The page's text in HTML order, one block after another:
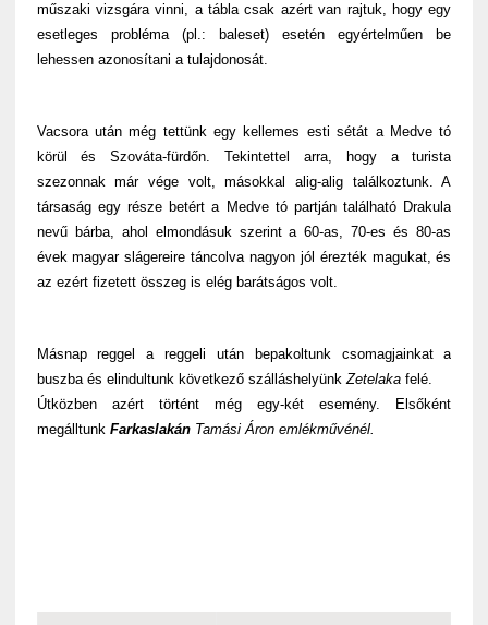
műszaki vizsgára vinni, a tábla csak azért van rajtuk, hogy egy
esetleges probléma (pl.: baleset) esetén egyértelműen be
lehessen azonosítani a tulajdonosát.
Vacsora után még tettünk egy kellemes esti sétát a Medve tó
körül és Szováta-fürdőn. Tekintettel arra, hogy a turista
szezonnak már vége volt, másokkal alig-alig találkoztunk. A
társaság egy része betért a Medve tó partján található Drakula
nevű bárba, ahol elmondásuk szerint a 60-as, 70-es és 80-as
évek magyar slágereire táncolva nagyon jól érezték magukat, és
az ezért fizetett összeg is elég barátságos volt.
Másnap reggel a reggeli után bepakoltunk csomagjainkat a
buszba és elindultunk következő szálláshelyünkZetelakafelé.
Útközben azért történt még egy-két esemény. Elsőként
megálltunkFarkaslakánTamási Áron emlékművénél.